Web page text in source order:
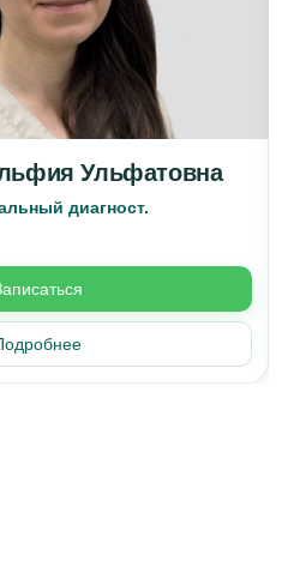
Ульфатовна
диагност.